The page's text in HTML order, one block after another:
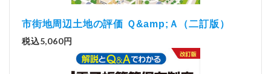
市街地周辺土地の評価 Ｑ&amp;Ａ（二訂版）
税込5,060円